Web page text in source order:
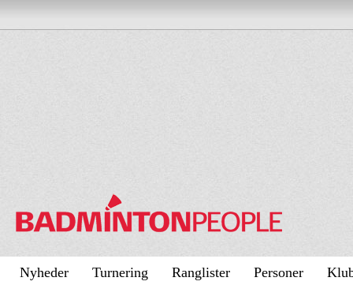
Nyheder Turnering Ranglister Personer